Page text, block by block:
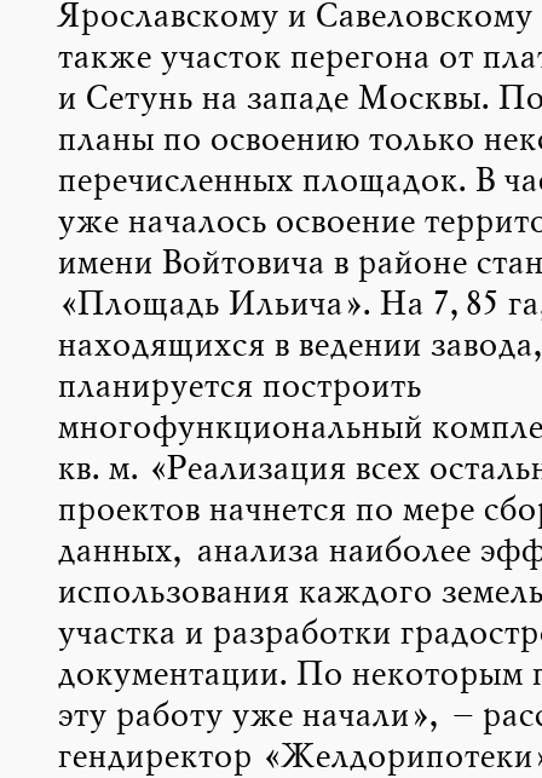
Ярославскому и
также участок перегона от
и Сетунь на западе Москвы.
планы по освоению только
перечисленных площадок. В
уже началось освоение
имени Войтовича в районе
«Площадь Ильича». На 7,85
находящихся в ведении
планируется построить
многофункциональный
кв. м. «Реализация всех
проектов начнется по мере
данных, анализа наиболее
использования каждого
участка и разработки
документации. По некоторым
эту работу уже начали», –
гендиректор